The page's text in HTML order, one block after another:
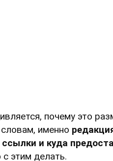
почему это
именно
и куда
с этим делать.